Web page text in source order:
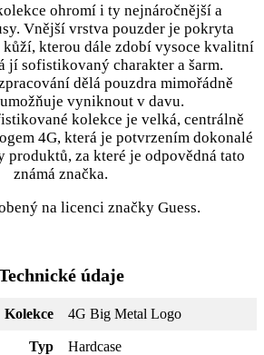
ohromí i ty nejnáročnější a
Vnější vrstva pouzder je pokryta
kterou dále zdobí vysoce kvalitní
jí sofistikovaný charakter a šarm.
dělá pouzdra mimořádně
vyniknout v davu.
kolekce je velká, centrálně
4G, která je potvrzením dokonalé
za které je odpovědná tato
známá značka.
na licenci značky Guess.
údaje
Kolekce 4G Big Metal Logo
Typ Hardcase